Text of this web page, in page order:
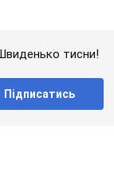
тисни!
Підписатись